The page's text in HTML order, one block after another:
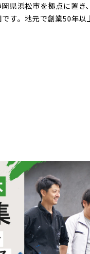
県浜松市を拠点に置
す。地元で創業50年